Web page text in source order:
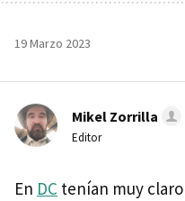
19 Marzo 2023
Mikel Zorrilla
Editor
En DC tenían muy